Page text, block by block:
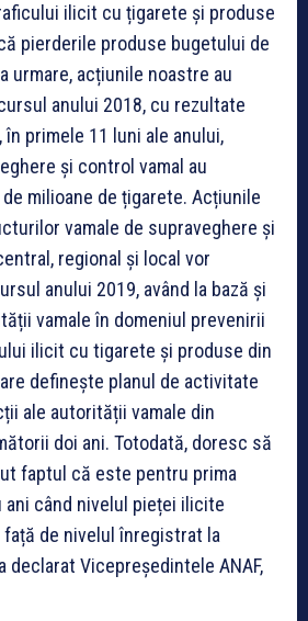
ilicit cu țigarete și produse
pierderile produse bugetului de
urmare, acțiunile noastre au
anului 2018, cu rezultate
primele 11 luni ale anului,
și control vamal au
milioane de țigarete. Acțiunile
vamale de supraveghere și
regional și local vor
anului 2019, având la bază și
vamale în domeniul prevenirii
ilicit cu tigarete și produse din
definește planul de activitate
ale autorității vamale din
doi ani. Totodată, doresc să
faptul că este pentru prima
când nivelul pieței ilicite
față de nivelul înregistrat la
declarat Vicepreședintele ANAF,